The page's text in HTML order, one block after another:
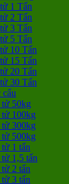
1 Tấn
2 Tấn
3 Tấn
5 Tấn
10 Tấn
15 Tấn
20 Tấn
30 Tấn
cẩu
tử 50kg
tử 100kg
tử 300kg
tử 500kg
1 tấn
1,5 tấn
2 tấn
3 tấn